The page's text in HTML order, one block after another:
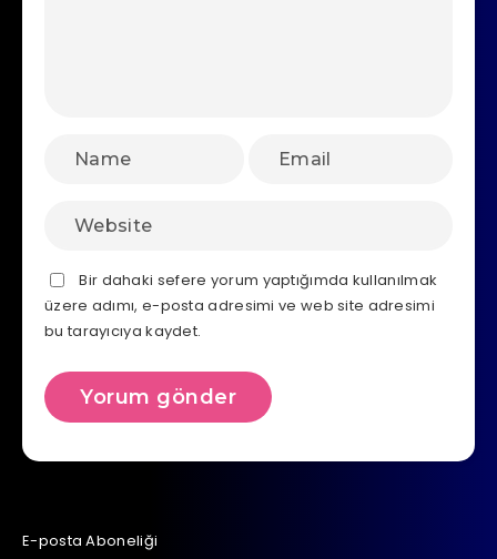
Bir dahaki sefere yorum yaptığımda kullanılmak
üzere adımı, e-posta adresimi ve web site adresimi
bu tarayıcıya kaydet.
E-posta Aboneliği